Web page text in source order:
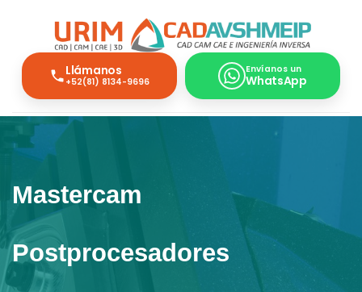
Llámanos
+52(81) 8134-9696
Envíanos un
WhatsApp
Mastercam
Postprocesadores